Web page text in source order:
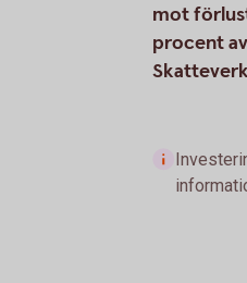
mot
procent